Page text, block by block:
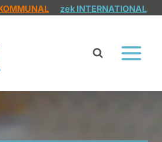
zek INTERNATIONAL